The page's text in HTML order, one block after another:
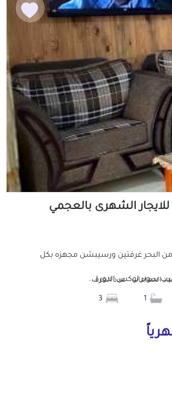
سكنية 160م للايجار الشهرى بالعجمي
البحر غرفتين ورسيبشن مجهزه بكل
سوبر لوكس الدور ا...
الحمامات عدد الغرف